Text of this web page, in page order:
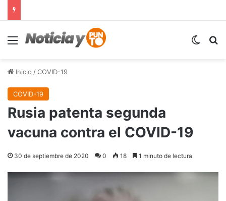
Menú
Inicio /COVID-19
COVID-19
Rusia patenta segunda
vacuna contra el COVID-19
30 de septiembre de 2020 0 18 1 minuto de lectura